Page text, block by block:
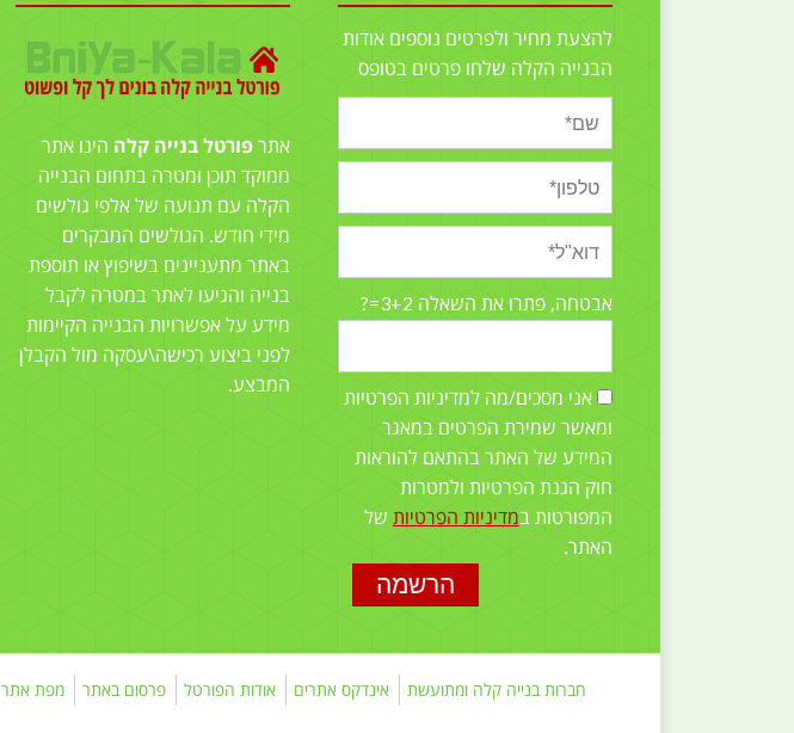
להצעת מחיר ולפרטים נוספים אודות
הבנייה הקלה שלחו פרטים בטופס
אבטחה, פתרו את השאלה 3+2=?
אני מסכים/מה למדיניות הפרטיות
ומאשר שמירת הפרטים במאגר
המידע של האתר בהתאם להוראות
חוק הגנת הפרטיות ולמטרות
המפורטות במדיניות הפרטיות של
האתר.
אתר פורטל בנייה קלה הינו אתר
ממוקד תוכן ומטרה בתחום הבנייה
הקלה עם תנועה של אלפי גולשים
מידי חודש. הגולשים המבקרים
באתר מתעניינים בשיפוץ או תוספת
בנייה והגיעו לאתר במטרה לקבל
מידע על אפשרויות הבנייה הקיימות
לפני ביצוע רכישה\עסקה מול הקבלן
המבצע.
חברות בנייה קלה ומתועשת אינדקס אתרים אודות הפורטל פרסום באתר מפת אתר